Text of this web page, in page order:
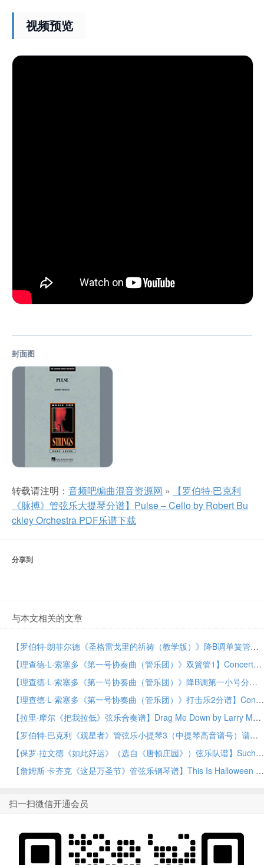
视频预览
封面图
转载请注明： 音频吧编曲混音资源网 »
【罗伯特·巴克利
《脉搏》管弦乐大提琴分谱】Pulse – Cello by Robert Bu
ckley Orchestra PDF乐谱下载
分享到
与本文相关的文章
【罗伯特·朗菲尔德《圣格雷戈里的祈祷（教学版）》降B调单簧管独奏与管弦乐谱】Prayer of St. Gregory (Educational Edition) – Solo Bb Clarinet by Robert Longfield Orchestra PDF乐谱下载
【理查德·L·索塞多《第一号协奏曲（管乐团）》双簧管1】Concerto No. 1 (for Wind Orchestra) – Oboe 1 by Richard L. Saucedo Concert Band PDF乐谱下载
【理查德·L·索塞多《第一号协奏曲（管乐团）》降B调第一小号分谱】Concerto No. 1 (for Wind Orchestra) – Bb Trumpet 1 by Richard L. Saucedo Concert Band PDF乐谱下载
【理查德·L·索塞多《第一号协奏曲（管乐团）》打击乐2分谱】Concerto No. 1 (for Wind Orchestra) – Percussion 2 by Richard L. Saucedo Concert Band PDF乐谱下载
【拉里·摩尔《把我拉低》弦乐合奏谱】Drag Me Down by Larry Moore String Orchestra PDF乐谱下载
【罗伯特·巴克利《观星者》管弦乐小提琴3（中提琴高音谱号）谱】Stargazer – Violin 3 (Viola Treble Clef) by Robert Buckley Orchestra PDF乐谱下载
【保罗·拉文德《如此好运》（选自《唐顿庄园》）弦乐队谱】Such Good Luck (from Downton Abbey) by Paul Lavender String Orchestra PDF乐谱下载
【詹姆斯·卡齐克《这是万圣节》管弦乐钢琴谱】This Is Halloween – Piano by James Kazik Orchestra PDF乐谱下载
扫一扫微信开通会员